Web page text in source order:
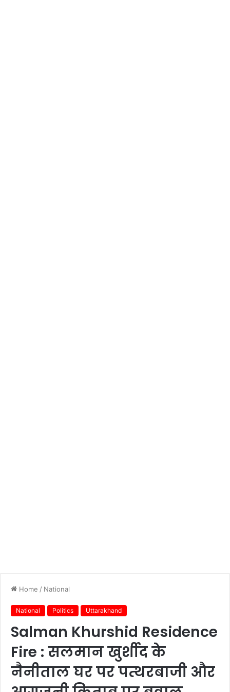
Home / National
National Politics Uttarakhand
Salman Khurshid Residence
Fire : सलमान खुर्शीद के
नैनीताल घर पर पत्थरबाजी और